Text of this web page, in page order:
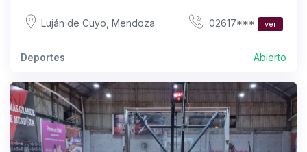
Luján de Cuyo Mendoza 02617*** ver
Deportes Abierto